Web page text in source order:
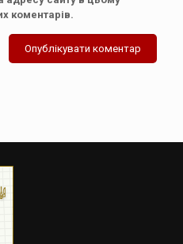
коментарів.